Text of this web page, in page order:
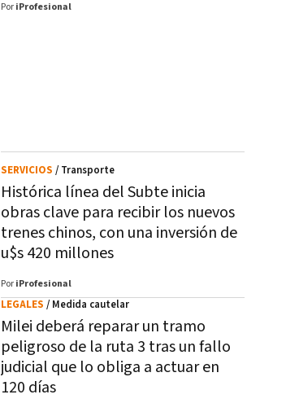
Por iProfesional
Histórica línea del Subte inicia
obras clave para recibir los nuevos
trenes chinos, con una inversión de
u$s 420 millones
SERVICIOS / Transporte
Por iProfesional
Milei deberá reparar un tramo
peligroso de la ruta 3 tras un fallo
judicial que lo obliga a actuar en
120 días
LEGALES / Medida cautelar